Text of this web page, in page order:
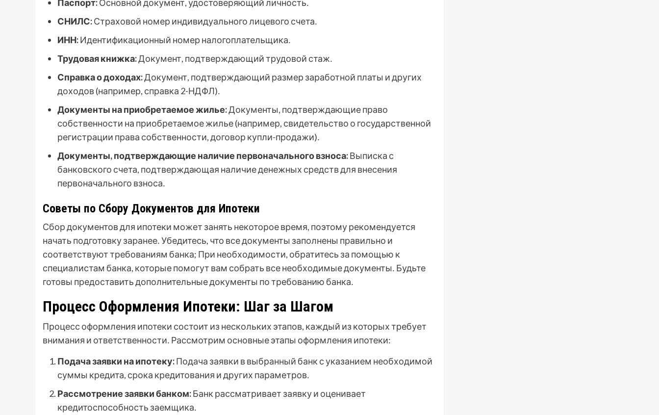
Паспорт:Основной документ, удостоверяющий личность․
СНИЛС:Страховой номер индивидуального лицевого счета․
ИНН:Идентификационный номер налогоплательщика․
Трудовая книжка:Документ, подтверждающий трудовой стаж․
Справка о доходах:Документ, подтверждающий размер заработной платы и других
доходов (например, справка 2-НДФЛ)․
Документы на приобретаемое жилье:Документы, подтверждающие право
собственности на приобретаемое жилье (например, свидетельство о государственной
регистрации права собственности, договор купли-продажи)․
Документы, подтверждающие наличие первоначального взноса:Выписка с
банковского счета, подтверждающая наличие денежных средств для внесения
первоначального взноса․
Советы по Сбору Документов для Ипотеки
Сбор документов для ипотеки может занять некоторое время, поэтому рекомендуется
начать подготовку заранее․ Убедитесь, что все документы заполнены правильно и
соответствуют требованиям банка; При необходимости, обратитесь за помощью к
специалистам банка, которые помогут вам собрать все необходимые документы․ Будьте
готовы предоставить дополнительные документы по требованию банка․
Процесс Оформления Ипотеки: Шаг за Шагом
Процесс оформления ипотеки состоит из нескольких этапов, каждый из которых требует
внимания и ответственности․ Рассмотрим основные этапы оформления ипотеки:
Подача заявки на ипотеку:Подача заявки в выбранный банк с указанием необходимой
суммы кредита, срока кредитования и других параметров․
Рассмотрение заявки банком:Банк рассматривает заявку и оценивает
кредитоспособность заемщика․